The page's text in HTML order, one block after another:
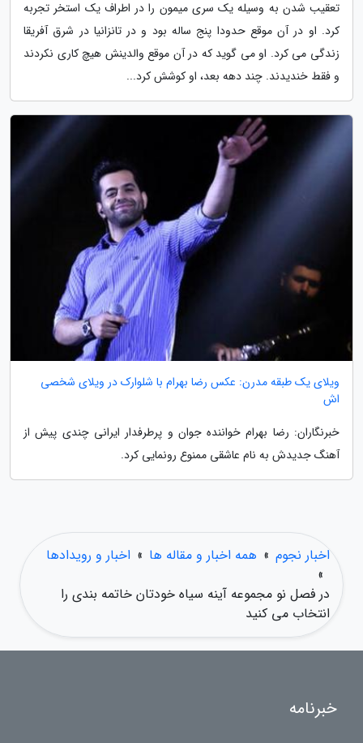
تعقیب شدن به وسیله یک سری میمون را در اطراف یک استخر تجربه
کرد. او در آن موقع حدودا پنج ساله بود و در تانزانیا در شرق آفریقا
زندگی می کرد. او می گوید که در آن موقع والدینش هیچ کاری نکردند
و فقط خندیدند. چند دهه بعد، او کوشش کرد...
ویلای یک طبقه مدرن: عکس رضا بهرام با شلوارک در ویلای شخصی
اش
خبرنگاران: رضا بهرام خواننده جوان و پرطرفدار ایرانی چندی پیش از
آهنگ جدیدش به نام عاشقی ممنوع رونمایی کرد.
اخبار نجوم » همه اخبار و مقاله ها » اخبار و رویدادها
»
در فصل نو مجموعه آینه سیاه خودتان خاتمه بندی را
انتخاب می کنید
خبرنامه